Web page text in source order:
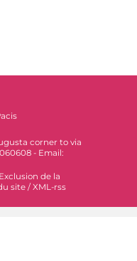
corner to via
- Email:
Exclusion de la
site / XML-rss